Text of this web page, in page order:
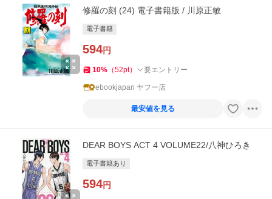
修羅の刻 (24) 電子書籍版 / 川原正敏
電子書籍
594円
10% （52pt） 要エントリー
ebookjapan ヤフー店
最安値を見る
DEAR BOYS ACT 4 VOLUME22/八神ひろき
電子書籍あり
594円